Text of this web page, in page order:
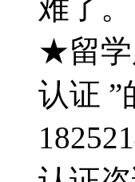
难了。
★留学
认证 ”